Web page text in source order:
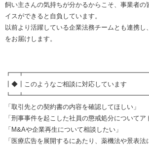
飼い主さんの気持ちが分かるからこそ、事業者の
イスができると自負しています。
以前より活躍している企業法務チームとも連携し
をお届けします。
┃◆┃このようなご相談に対応しています
「取引先との契約書の内容を確認してほしい」
「刑事事件を起こした社員の懲戒処分についてア
「M&Aや企業再生について相談したい」
「医療広告を展開するにあたり、薬機法や景表